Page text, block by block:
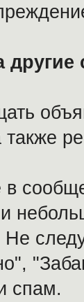
другие
также
и
Не
спам.